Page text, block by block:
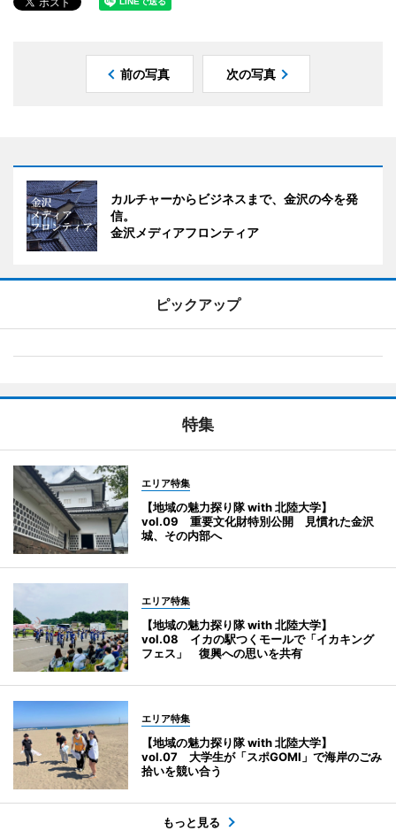
前の写真 次の写真
カルチャーからビジネスまで、金沢の今を発
信。
金沢メディアフロンティア
ピックアップ
特集
エリア特集
【地域の魅力探り隊 with 北陸大学】
vol.09 重要文化財特別公開 見慣れた金沢
城、その内部へ
エリア特集
【地域の魅力探り隊 with 北陸大学】
vol.08 イカの駅つくモールで「イカキング
フェス」 復興への思いを共有
エリア特集
【地域の魅力探り隊 with 北陸大学】
vol.07 大学生が「スポGOMI」で海岸のごみ
拾いを競い合う
もっと見る